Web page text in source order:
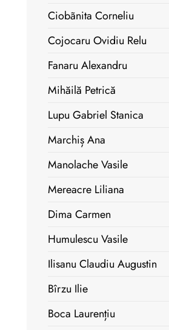
Ciobãnita Corneliu
Cojocaru Ovidiu Relu
Fanaru Alexandru
Mihăilă Petrică
Lupu Gabriel Stanica
Marchiș Ana
Manolache Vasile
Mereacre Liliana
Dima Carmen
Humulescu Vasile
Ilisanu Claudiu Augustin
Bîrzu Ilie
Boca Laurențiu